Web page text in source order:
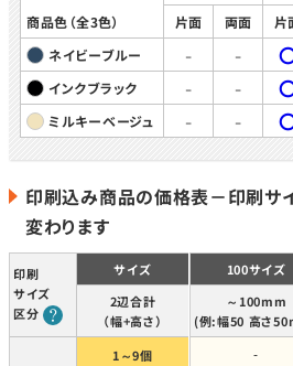
商品色（全3色） 片面 両面 片
ネイビーブルー
- -
インクブラック - -
ミルキーベージュ - -
印刷込み商品の価格表－印刷サ
変わります
印刷
サイズ
区分
サイズ
2辺合計
（幅+高さ）
1～9個
100サイズ
～100mm
(例:幅50 高さ
-